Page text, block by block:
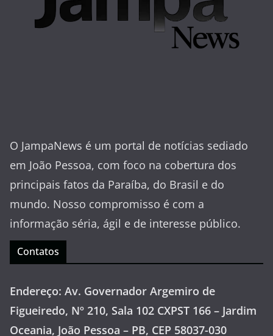
O JampaNews é um portal de notícias sediado
em João Pessoa, com foco na cobertura dos
principais fatos da Paraíba, do Brasil e do
mundo. Nosso compromisso é com a
informação séria, ágil e de interesse público.
Contatos
Endereço: Av. Governador Argemiro de
Figueiredo, Nº 210, Sala 102 CXPST 166 – Jardim
Oceania, João Pessoa – PB, CEP 58037-030